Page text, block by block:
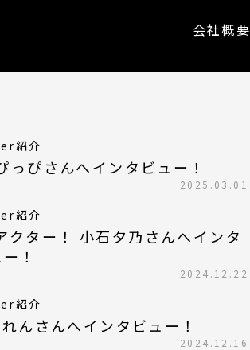
会社概要
紹介
ぴさんへインタビュー！
2025.03.01
紹介
ター！ 小石夕乃さんへインタ
！
2024.12.22
紹介
んさんへインタビュー！
2024.12.16